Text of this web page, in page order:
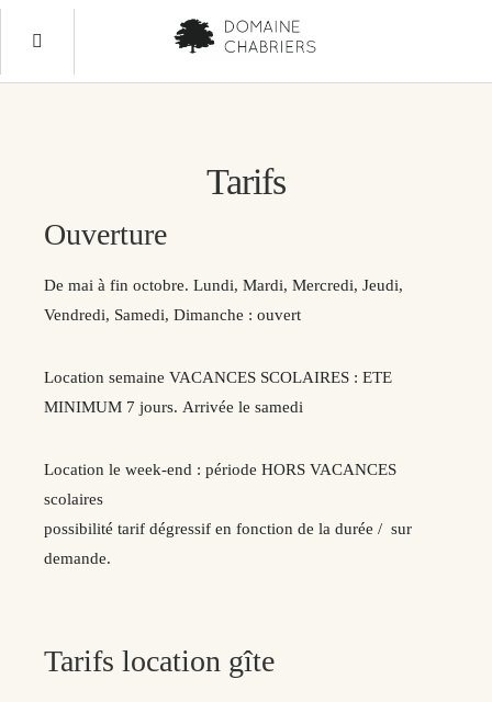
Tarifs
Ouverture
De mai à fin octobre. Lundi, Mardi, Mercredi, Jeudi,
Vendredi, Samedi, Dimanche : ouvert
Location semaine VACANCES SCOLAIRES : ETE
MINIMUM 7 jours. Arrivée le samedi
Location le week-end : période HORS VACANCES
scolaires
possibilité tarif dégressif en fonction de la durée / sur
demande.
Tarifs location gîte